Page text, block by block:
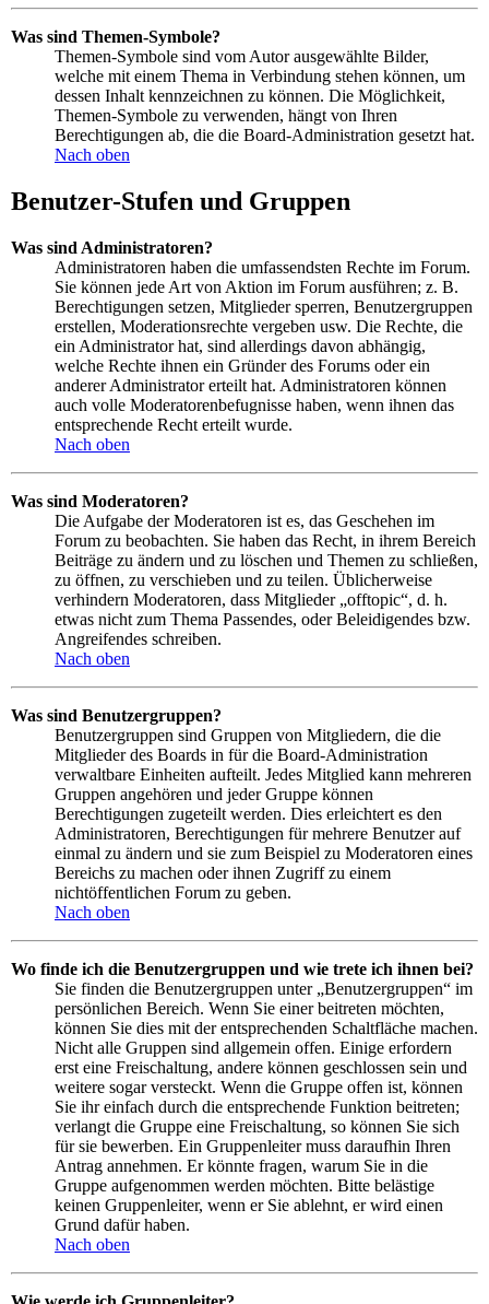
Was sind Themen-Symbole?
Themen-Symbole sind vom Autor ausgewählte Bilder,
welche mit einem Thema in Verbindung stehen können, um
dessen Inhalt kennzeichnen zu können. Die Möglichkeit,
Themen-Symbole zu verwenden, hängt von Ihren
Berechtigungen ab, die die Board-Administration gesetzt hat.
Nach oben
Benutzer-Stufen und Gruppen
Was sind Administratoren?
Administratoren haben die umfassendsten Rechte im Forum.
Sie können jede Art von Aktion im Forum ausführen; z. B.
Berechtigungen setzen, Mitglieder sperren, Benutzergruppen
erstellen, Moderationsrechte vergeben usw. Die Rechte, die
ein Administrator hat, sind allerdings davon abhängig,
welche Rechte ihnen ein Gründer des Forums oder ein
anderer Administrator erteilt hat. Administratoren können
auch volle Moderatorenbefugnisse haben, wenn ihnen das
entsprechende Recht erteilt wurde.
Nach oben
Was sind Moderatoren?
Die Aufgabe der Moderatoren ist es, das Geschehen im
Forum zu beobachten. Sie haben das Recht, in ihrem Bereich
Beiträge zu ändern und zu löschen und Themen zu schließen,
zu öffnen, zu verschieben und zu teilen. Üblicherweise
verhindern Moderatoren, dass Mitglieder „offtopic“, d. h.
etwas nicht zum Thema Passendes, oder Beleidigendes bzw.
Angreifendes schreiben.
Nach oben
Was sind Benutzergruppen?
Benutzergruppen sind Gruppen von Mitgliedern, die die
Mitglieder des Boards in für die Board-Administration
verwaltbare Einheiten aufteilt. Jedes Mitglied kann mehreren
Gruppen angehören und jeder Gruppe können
Berechtigungen zugeteilt werden. Dies erleichtert es den
Administratoren, Berechtigungen für mehrere Benutzer auf
einmal zu ändern und sie zum Beispiel zu Moderatoren eines
Bereichs zu machen oder ihnen Zugriff zu einem
nichtöffentlichen Forum zu geben.
Nach oben
Wo finde ich die Benutzergruppen und wie trete ich ihnen bei?
Sie finden die Benutzergruppen unter „Benutzergruppen“ im
persönlichen Bereich. Wenn Sie einer beitreten möchten,
können Sie dies mit der entsprechenden Schaltfläche machen.
Nicht alle Gruppen sind allgemein offen. Einige erfordern
erst eine Freischaltung, andere können geschlossen sein und
weitere sogar versteckt. Wenn die Gruppe offen ist, können
Sie ihr einfach durch die entsprechende Funktion beitreten;
verlangt die Gruppe eine Freischaltung, so können Sie sich
für sie bewerben. Ein Gruppenleiter muss daraufhin Ihren
Antrag annehmen. Er könnte fragen, warum Sie in die
Gruppe aufgenommen werden möchten. Bitte belästige
keinen Gruppenleiter, wenn er Sie ablehnt, er wird einen
Grund dafür haben.
Nach oben